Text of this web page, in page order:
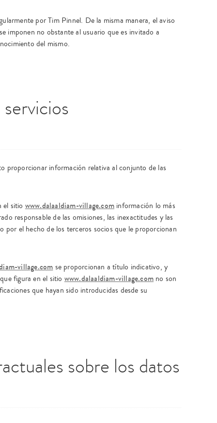
por Tim Pinnel. De la misma manera, el aviso
imponen no obstante al usuario que es invitado a
del mismo.
proporcionar información relativa al conjunto de las
el sitio www.dalaaldiam-village.com información lo más
responsable de las omisiones, las inexactitudes y las
por el hecho de los terceros socios que le proporcionan
village.com se proporcionan a título indicativo, y
figura en el sitio www.dalaaldiam-village.com no son
que hayan sido introducidas desde su
sobre los datos